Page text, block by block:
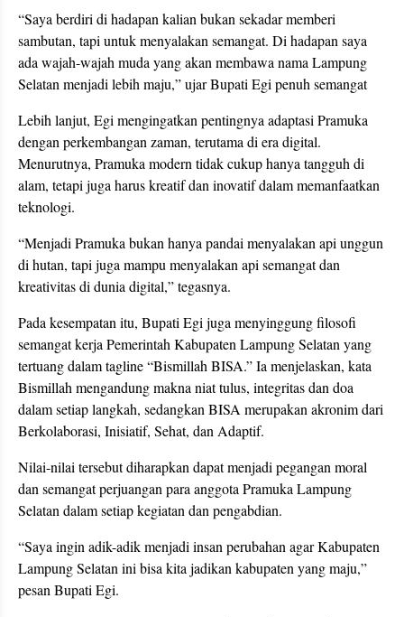
“Saya berdiri di hadapan kalian bukan sekadar memberi
sambutan, tapi untuk menyalakan semangat. Di hadapan saya
ada wajah-wajah muda yang akan membawa nama Lampung
Selatan menjadi lebih maju,” ujar Bupati Egi penuh semangat
Lebih lanjut, Egi mengingatkan pentingnya adaptasi Pramuka
dengan perkembangan zaman, terutama di era digital.
Menurutnya, Pramuka modern tidak cukup hanya tangguh di
alam, tetapi juga harus kreatif dan inovatif dalam memanfaatkan
teknologi.
“Menjadi Pramuka bukan hanya pandai menyalakan api unggun
di hutan, tapi juga mampu menyalakan api semangat dan
kreativitas di dunia digital,” tegasnya.
Pada kesempatan itu, Bupati Egi juga menyinggung filosofi
semangat kerja Pemerintah Kabupaten Lampung Selatan yang
tertuang dalam tagline “Bismillah BISA.” Ia menjelaskan, kata
Bismillah mengandung makna niat tulus, integritas dan doa
dalam setiap langkah, sedangkan BISA merupakan akronim dari
Berkolaborasi, Inisiatif, Sehat, dan Adaptif.
Nilai-nilai tersebut diharapkan dapat menjadi pegangan moral
dan semangat perjuangan para anggota Pramuka Lampung
Selatan dalam setiap kegiatan dan pengabdian.
“Saya ingin adik-adik menjadi insan perubahan agar Kabupaten
Lampung Selatan ini bisa kita jadikan kabupaten yang maju,”
pesan Bupati Egi.